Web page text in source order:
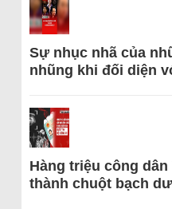
Sự nhục nhã của
nhũng khi đối diện
Hàng triệu công
thành chuột bạch